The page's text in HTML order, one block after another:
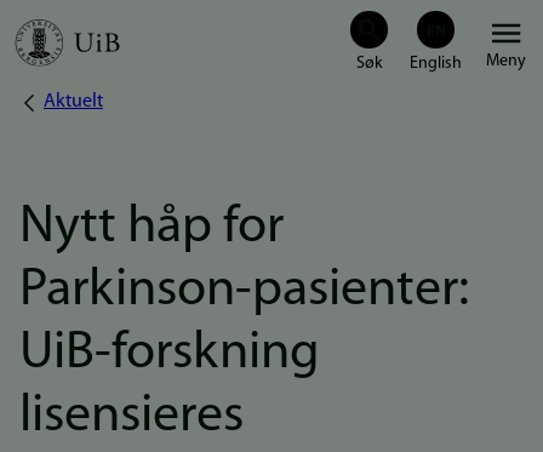
Hopp
Meny
Navigasjonssti
Aktuelt
Nytt håp for
Parkinson-pasienter:
UiB-forskning
lisensieres